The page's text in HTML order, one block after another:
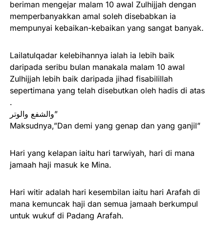
beriman mengejar malam 10 awal Zulhijjah dengan
memperbanyakkan amal soleh disebabkan ia
mempunyai kebaikan-kebaikan yang sangat banyak.
Lailatulqadar kelebihannya ialah ia lebih baik
daripada seribu bulan manakala malam 10 awal
Zulhijjah lebih baik daripada jihad fisabilillah
sepertimana yang telah disebutkan oleh hadis di atas
.
والشفع والوتر”
Maksudnya,”Dan demi yang genap dan yang ganjil”
Hari yang kelapan iaitu hari tarwiyah, hari di mana
jamaah haji masuk ke Mina.
Hari witir adalah hari kesembilan iaitu hari Arafah di
mana kemuncak haji dan semua jamaah berkumpul
untuk wukuf di Padang Arafah.